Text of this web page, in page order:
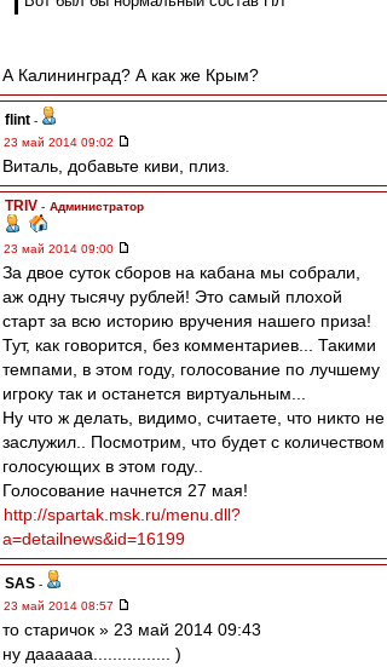
А Калининград? А как же Крым?
flint -
23 май 2014 09:02
Виталь, добавьте киви, плиз.
TRIV - Администратор
23 май 2014 09:00
За двое суток сборов на кабана мы собрали,
аж одну тысячу рублей! Это самый плохой
старт за всю историю вручения нашего приза!
Тут, как говорится, без комментариев... Такими
темпами, в этом году, голосование по лучшему
игроку так и останется виртуальным...
Ну что ж делать, видимо, считаете, что никто не
заслужил.. Посмотрим, что будет с количеством
голосующих в этом году..
Голосование начнется 27 мая!
http://spartak.msk.ru/menu.dll?
a=detailnews&id=16199
SAS -
23 май 2014 08:57
то старичок » 23 май 2014 09:43
ну даааааа................ )